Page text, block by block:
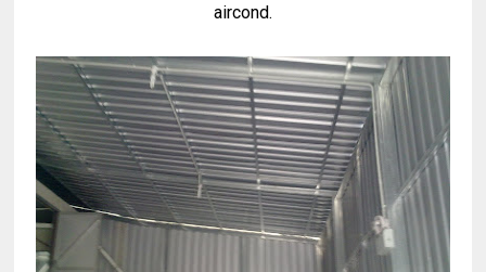
aircond.